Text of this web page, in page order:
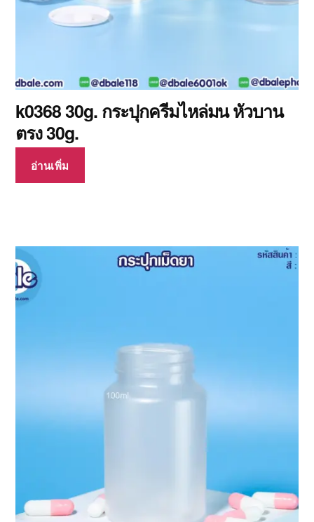
k0368 30g. กระปุกครีมไหล่มน หัวบาน
ตรง 30g.
อ่านเพิ่ม